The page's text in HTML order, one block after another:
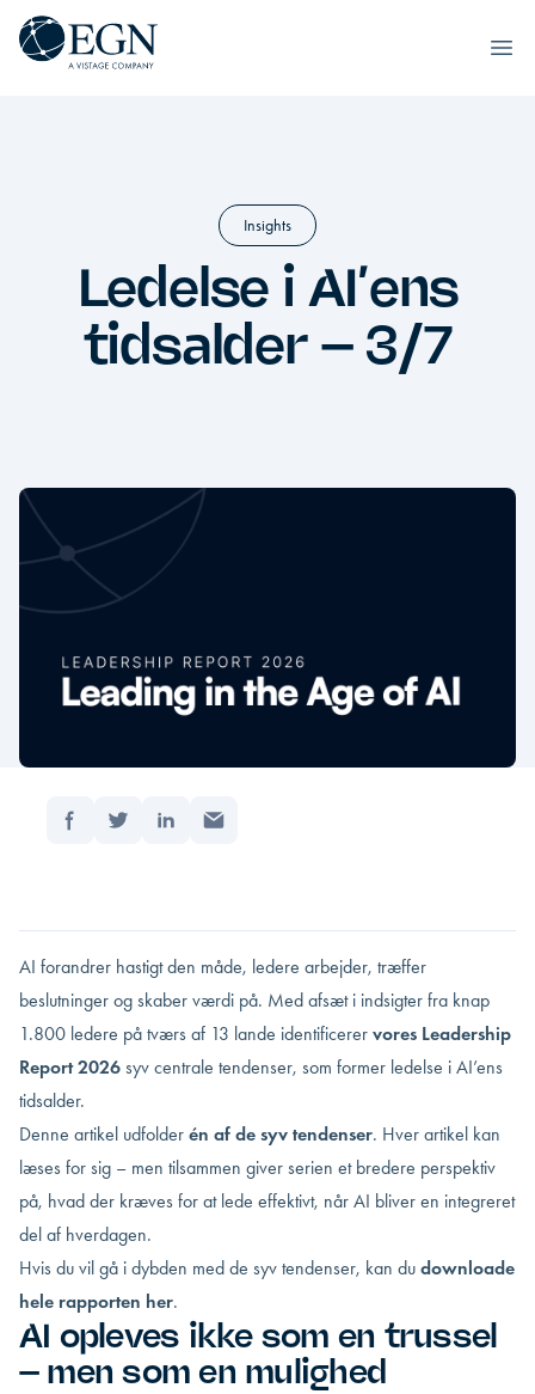
Spring til indhold
Executives' Global Network
Insights
Ledelse i AI’ens
tidsalder – 3/7
AI forandrer hastigt den måde, ledere arbejder, træffer
beslutninger og skaber værdi på. Med afsæt i indsigter fra knap
1.800 ledere på tværs af 13 lande identificerer vores Leadership
Report 2026 syv centrale tendenser, som former ledelse i AI’ens
tidsalder.
Denne artikel udfolder én af de syv tendenser. Hver artikel kan
læses for sig – men tilsammen giver serien et bredere perspektiv
på, hvad der kræves for at lede effektivt, når AI bliver en integreret
del af hverdagen.
Hvis du vil gå i dybden med de syv tendenser, kan du downloade
hele rapporten her.
AI opleves ikke som en trussel
– men som en mulighed